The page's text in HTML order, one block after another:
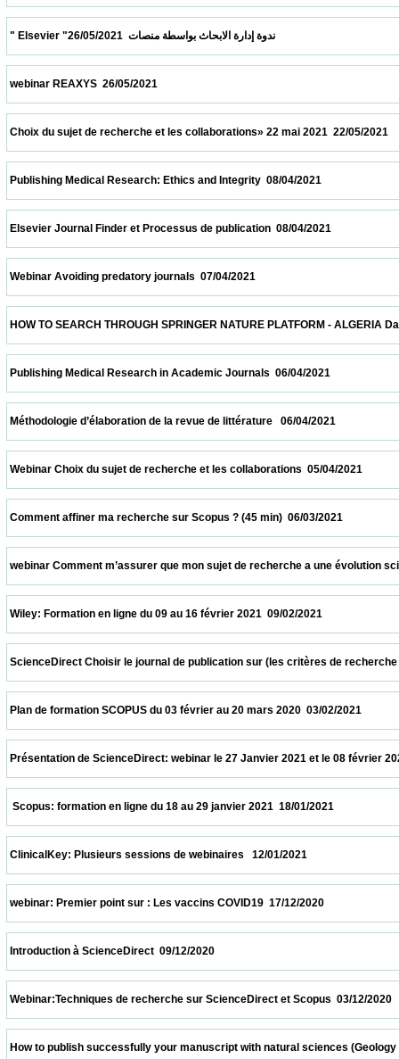
webinar REAXYS  26/05/2021
Choix du sujet de recherche et les collaborations» 22 mai 2021
Publishing Medical Research: Ethics and Integrity  08/04/2021
Elsevier Journal Finder et Processus de publication  08/04/
Webinar Avoiding predatory journals  07/04/2021
HOW TO SEARCH THROUGH SPRINGER NATURE PLATFORM -
Publishing Medical Research in Academic Journals  06/04/
Méthodologie d’élaboration de la revue de littérature   06/04/
Webinar Choix du sujet de recherche et les collaborations  05/
Comment affiner ma recherche sur Scopus ? (45 min)  06/03/
webinar Comment m’assurer que mon sujet de recherche a une
Wiley: Formation en ligne du 09 au 16 février 2021  09/02/2021
ScienceDirect Choisir le journal de publication sur (les critères de
Plan de formation SCOPUS du 03 février au 20 mars 2020  03/
Présentation de ScienceDirect: webinar le 27 Janvier 2021 et le 08
Scopus: formation en ligne du 18 au 29 janvier 2021  18/01/
ClinicalKey: Plusieurs sessions de webinaires   12/01/2021
webinar: Premier point sur : Les vaccins COVID19  17/12/2020
Introduction à ScienceDirect  09/12/2020
Webinar:Techniques de recherche sur ScienceDirect et Scopus
How to publish successfully your manuscript with natural sciences